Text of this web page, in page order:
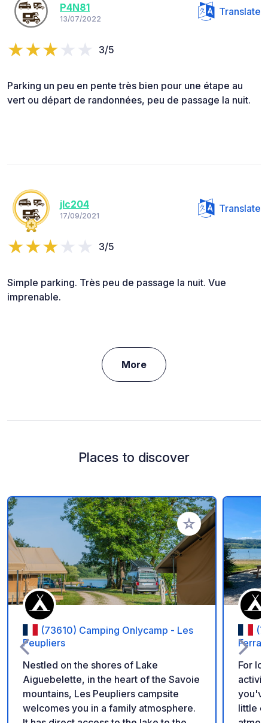
P4N81
13/07/2022
Translate
3/5
Parking un peu en pente très bien pour une étape au
vert ou départ de randonnées, peu de passage la nuit.
jlc204
17/09/2021
Translate
3/5
Simple parking. Très peu de passage la nuit. Vue
imprenable.
More
Places to discover
Add to your
(73610) Camping Onlycamp - Les
Peupliers
Nestled on the shores of Lake
Aiguebelette, in the heart of the Savoie
mountains, Les Peupliers campsite
welcomes you in a family atmosphere.
For
little